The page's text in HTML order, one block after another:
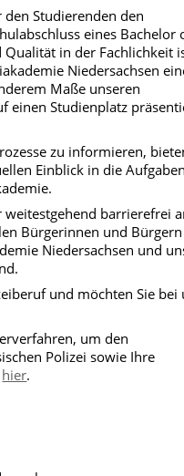
Studierenden den
eines Bachelor
in der Fachlichkeit
Niedersachsen
Maße unseren
einen Studienplatz
zu informieren,
Einblick in die
barrierefrei
Bürgerinnen und
Niedersachsen und
und möchten Sie bei
um den
Polizei sowie Ihre
hier.